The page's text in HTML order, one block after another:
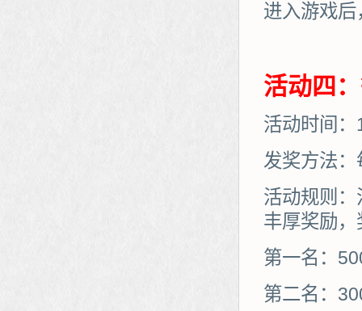
进入游戏后
活动四
活动时间
发奖方法：
活动规则
丰厚奖励
第一名：
第二名：